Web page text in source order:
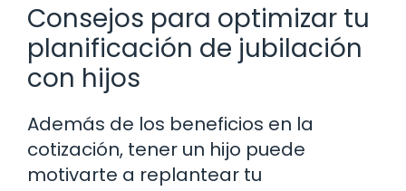
Consejos para optimizar tu
planificación de jubilación
con hijos
Además de los beneficios en la
cotización, tener un hijo puede
motivarte a replantear tu